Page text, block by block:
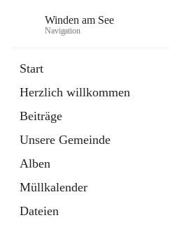
Winden am See
Navigation
Start
Herzlich willkommen
Beiträge
Unsere Gemeinde
Alben
Müllkalender
Dateien
Externe Webseite
in
Tab
Bebauungsplan
öffnet
in
neuem
Tab